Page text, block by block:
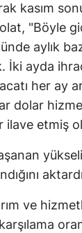
kasım
"Böyle
aylık
İki ayda
her ay
dolar
ilave etmiş
ve